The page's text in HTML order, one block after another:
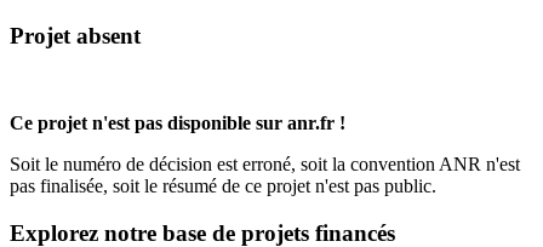
Projet absent
Ce projet n'est pas disponible sur anr.fr !
Soit le numéro de décision est erroné, soit la convention ANR n'est
pas finalisée, soit le résumé de ce projet n'est pas public.
Explorez notre base de projets financés